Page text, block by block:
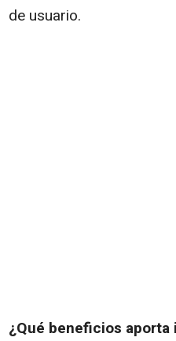
de usuario.
¿Qué beneficios aporta